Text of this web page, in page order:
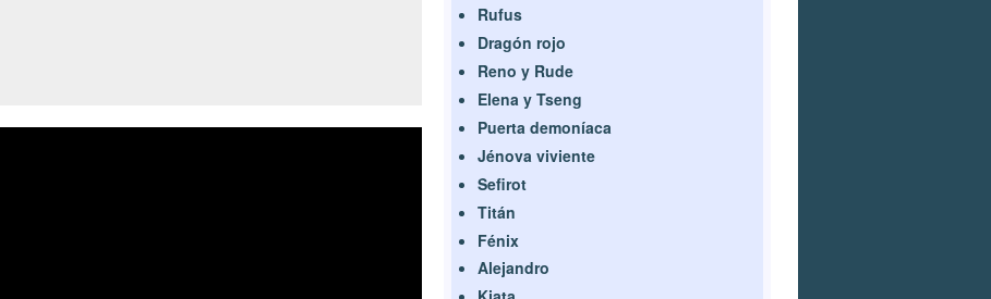
Rufus
Dragón rojo
Reno y Rude
Elena y Tseng
Puerta demoníaca
Jénova viviente
Sefirot
Titán
Fénix
Alejandro